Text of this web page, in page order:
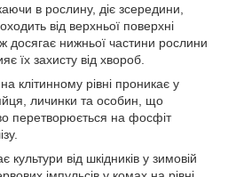
в рослину, діє зсередини,
від верхньої поверхні
досягає нижньої частини рослини
їх захисту від хвороб.
клітинному рівні проникає у
личинки та особин, що
перетворюється на фосфіт
від шкідників у зимовій